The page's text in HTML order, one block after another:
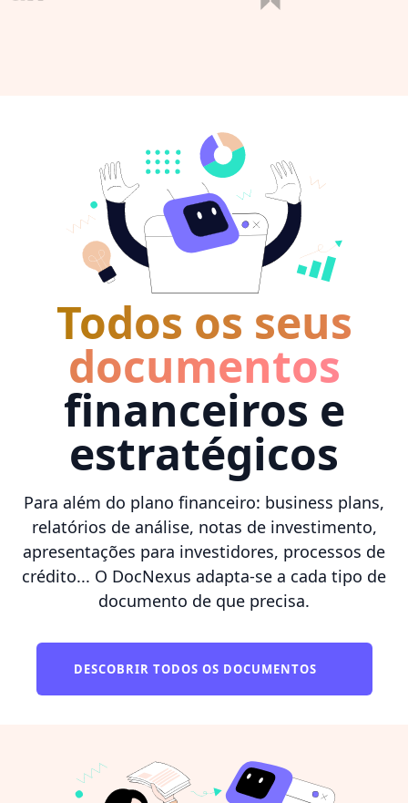
Todos os seus
documentos
financeiros e
estratégicos
Para além do plano financeiro: business plans,
relatórios de análise, notas de investimento,
apresentações para investidores, processos de
crédito... O DocNexus adapta-se a cada tipo de
documento de que precisa.
DESCOBRIR TODOS OS DOCUMENTOS